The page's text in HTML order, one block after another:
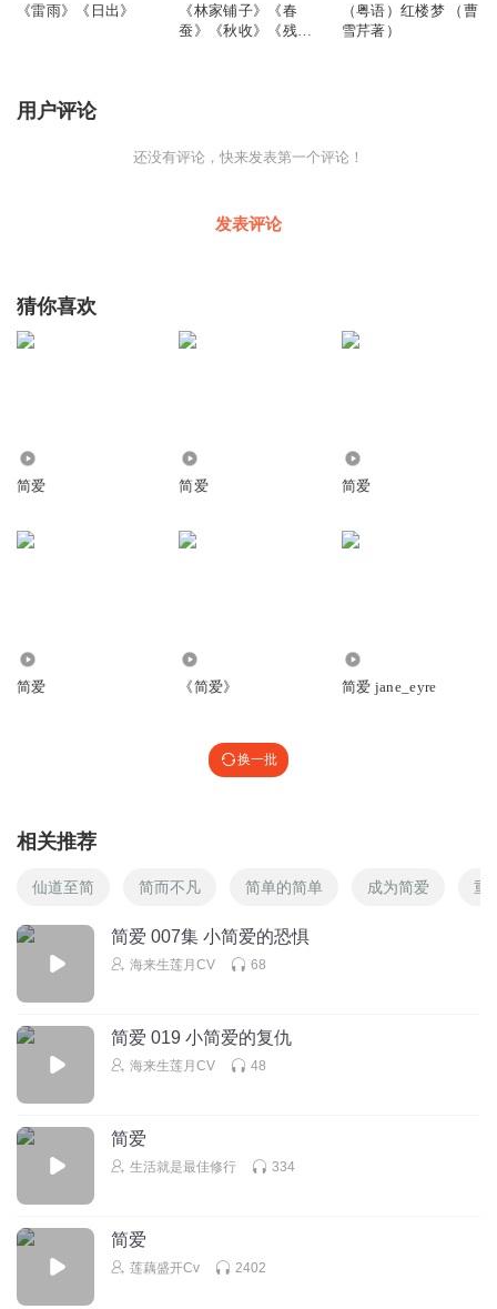
《雷雨》《日出》
《林家铺子》《春
蚕》《秋收》《残
（粤语）红楼梦 （曹
雪芹著）
用户评论
还没有评论，快来发表第一个评论！
发表评论
猜你喜欢
简爱 简爱 简爱
简爱 《简爱》 简爱 jane_eyre
换一批
相关推荐
仙道至简 简而不凡 简单的简单 成为简爱 重
简爱 007集 小简爱的恐惧
海来生莲月CV 68
简爱 019 小简爱的复仇
海来生莲月CV 48
简爱
生活就是最佳修行 334
简爱
莲藕盛开Cv 2402